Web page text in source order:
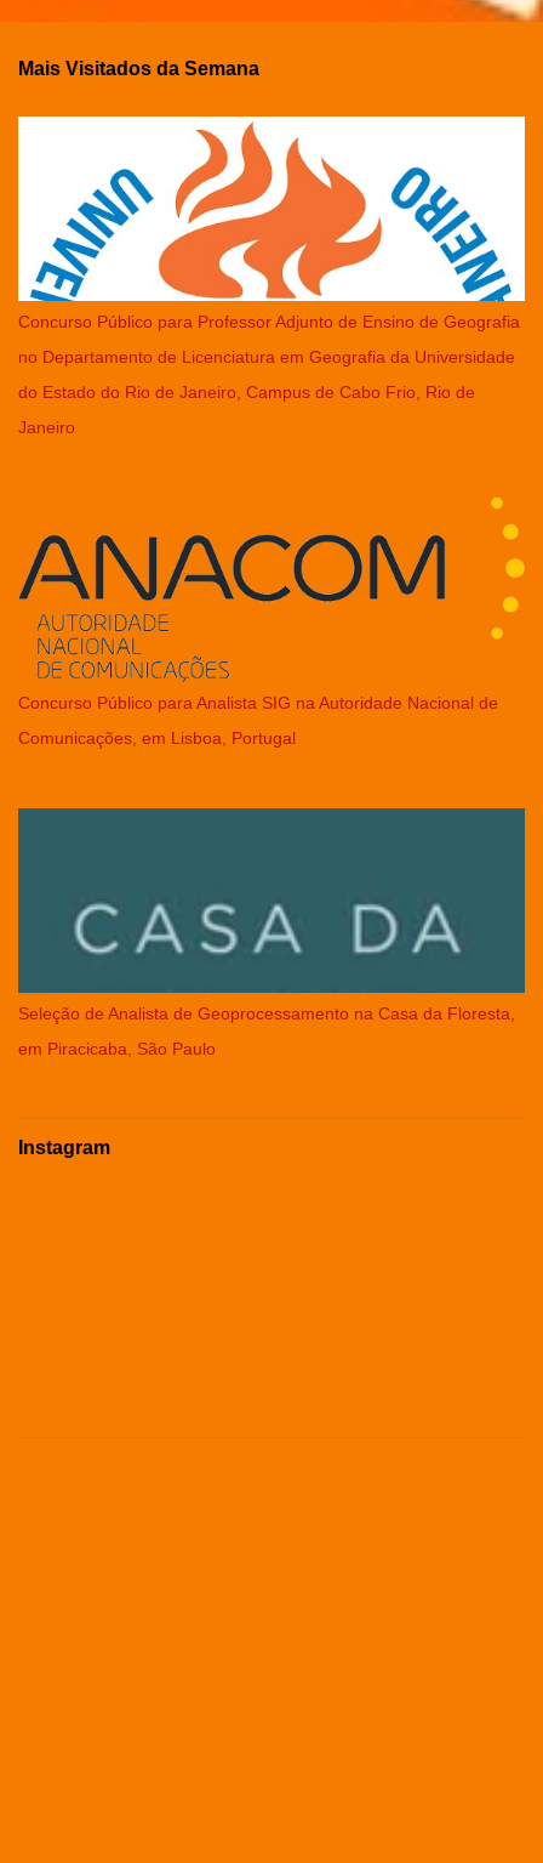
Mais Visitados da Semana
Concurso Público para Professor Adjunto de Ensino de Geografia
no Departamento de Licenciatura em Geografia da Universidade
do Estado do Rio de Janeiro, Campus de Cabo Frio, Rio de
Janeiro
Concurso Público para Analista SIG na Autoridade Nacional de
Comunicações, em Lisboa, Portugal
Seleção de Analista de Geoprocessamento na Casa da Floresta,
em Piracicaba, São Paulo
Instagram